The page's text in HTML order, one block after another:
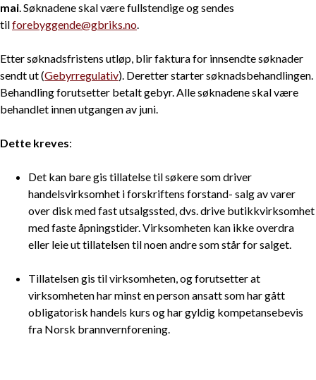
mai. Søknadene skal være fullstendige og sendes
tilforebyggende@gbriks.no.
Etter søknadsfristens utløp, blir faktura for innsendte søknader
sendt ut (Gebyrregulativ). Deretter starter søknadsbehandlingen.
Behandling forutsetter betalt gebyr. Alle søknadene skal være
behandlet innen utgangen av juni.
Dette kreves:
Det kan bare gis tillatelse til søkere som driver
handelsvirksomhet i forskriftens forstand- salg av varer
over disk med fast utsalgssted, dvs. drive butikkvirksomhet
med faste åpningstider. Virksomheten kan ikke overdra
eller leie ut tillatelsen til noen andre som står for salget.
Tillatelsen gis til virksomheten, og forutsetter at
virksomheten har minst en person ansatt som har gått
obligatorisk handels kurs og har gyldig kompetansebevis
fra Norsk brannvernforening.